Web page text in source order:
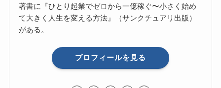
著書に『ひとり起業でゼロから一億稼ぐ〜小さく始め
て大きく人生を変える方法』（サンクチュアリ出版）
がある。
プロフィールを見る